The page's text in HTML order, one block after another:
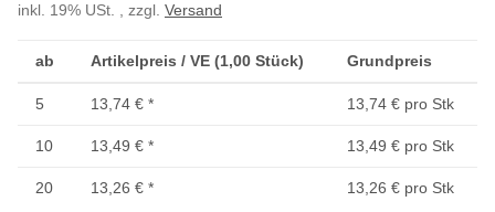
inkl. 19% USt. , zzgl. Versand
ab Artikelpreis / VE (1,00 Stück) Grundpreis
5 13,74 € * 13,74 € pro Stk
10 13,49 € * 13,49 € pro Stk
20 13,26 € * 13,26 € pro Stk